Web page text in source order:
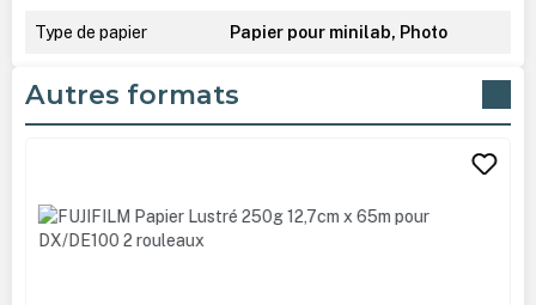
Type de papier Papier pour minilab, Photo
Autres formats